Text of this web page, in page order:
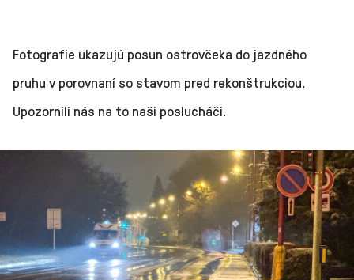
Fotografie ukazujú posun ostrovčeka do jazdného
pruhu v porovnaní so stavom pred rekonštrukciou.
Upozornili nás na to naši poslucháči.